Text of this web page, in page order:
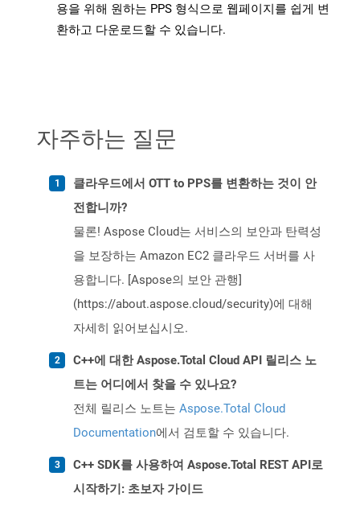
용을 위해 원하는 PPS 형식으로 웹페이지를 쉽게 변
환하고 다운로드할 수 있습니다.
자주하는 질문
클라우드에서 OTT to PPS를 변환하는 것이 안
전합니까?
물론! Aspose Cloud는 서비스의 보안과 탄력성
을 보장하는 Amazon EC2 클라우드 서버를 사
용합니다. [Aspose의 보안 관행]
(https://about.aspose.cloud/security)에 대해
자세히 읽어보십시오.
C++에 대한 Aspose.Total Cloud API 릴리스 노
트는 어디에서 찾을 수 있나요?
전체 릴리스 노트는 Aspose.Total Cloud
Documentation에서 검토할 수 있습니다.
C++ SDK를 사용하여 Aspose.Total REST API로
시작하기: 초보자 가이드